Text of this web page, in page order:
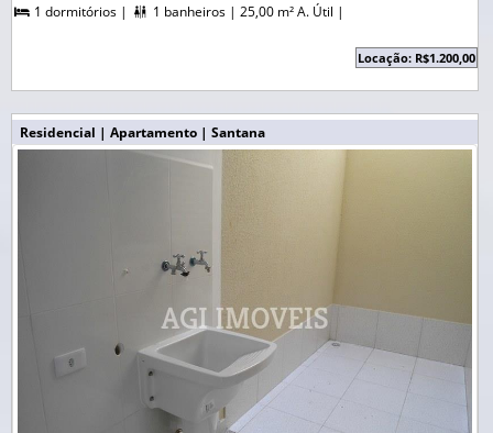
 1 dormitórios |  1 banheiros | 25,00 m² A. Útil |
Locação: R$1.200,00
Residencial | Apartamento | Santana